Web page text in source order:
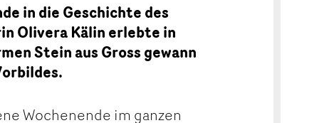
in die Geschichte des
Olivera Kälin erlebte in
Stein aus Gross gewann
Wochenende im ganzen